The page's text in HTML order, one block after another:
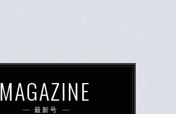
MAGAZINE
最新号